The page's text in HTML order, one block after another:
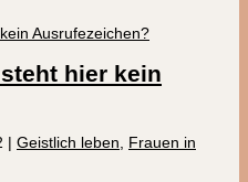
hier kein
| Geistlich leben
Frauen in